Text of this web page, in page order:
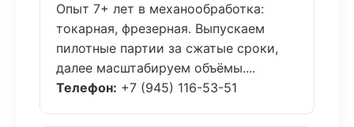
Опыт 7+ лет в механообработка:
токарная, фрезерная. Выпускаем
пилотные партии за сжатые сроки,
далее масштабируем объёмы....
Телефон: +7 (945) 116-53-51